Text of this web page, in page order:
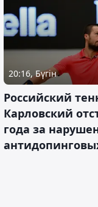
20:16, Бүгін
Российский
Карловский
года за